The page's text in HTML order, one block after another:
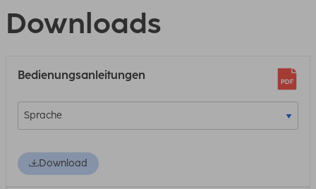
Downloads
Bedienungsanleitungen
Download